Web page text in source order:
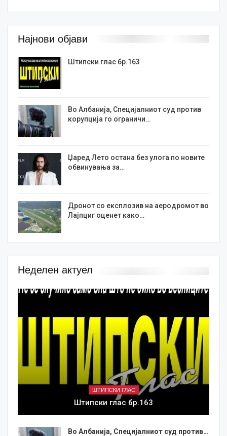
Најнови објави
Штипски глас бр.163
Во Албанија, Специјалниот суд против
корупција го ограничи…
Џаред Лето остана без улога по новите
обвинувања за…
Дронот со експлозив на аеродромот во
Лајпциг оценет како…
Неделен актуел
ШТИПСКИ ГЛАС
Штипски глас бр.163
Во Албанија, Специјалниот суд против…